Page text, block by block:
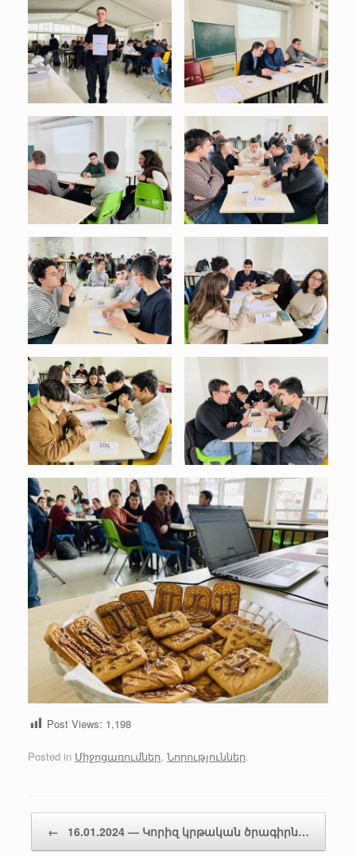
Post Views: 1,198
Posted in Միջոցառումներ, Նորություններ.
← 16.01.2024 — Կորիզ կրթական ծրագիրն…